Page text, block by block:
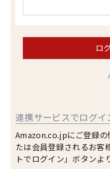
須
ロ
連携サービスでログイ
Amazon.co.jpにご登録
たは会員登録されるお客
トでログイン」ボタンよ